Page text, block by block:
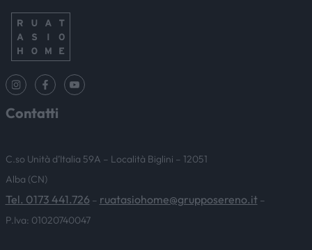
Contatti
C.so Unità d’Italia 59A – Località Biglini – 12051
Alba (CN)
Tel. 0173 441.726 – ruatasiohome@grupposereno.it –
P.Iva: 01020740047